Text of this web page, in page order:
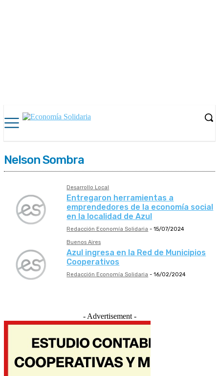
Nelson Sombra
Desarrollo Local
Entregaron herramientas a
emprendedores de la economía social
en la localidad de Azul
Redacción Economía Solidaria - 15/07/2024
Buenos Aires
Azul ingresa en la Red de Municipios
Cooperativos
Redacción Economía Solidaria - 16/02/2024
- Advertisement -